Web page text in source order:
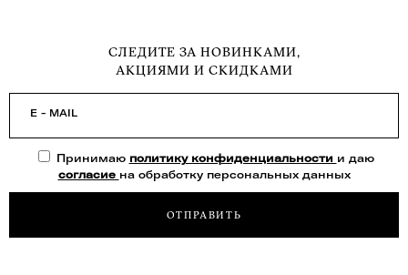
СЛЕДИТЕ ЗА НОВИНКАМИ,
АКЦИЯМИ И СКИДКАМИ
E - MAIL
Принимаю политику конфиденциальности и даю
согласие на обработку персональных данных
ОТПРАВИТЬ